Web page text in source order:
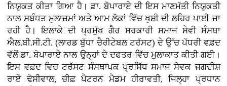
ਨਿਯੁਕਤ ਕੀਤਾ ਗਿਆ ਹੈ। ਡਾ. ਬੋਪਾਰਾਏ ਦੀ ਇਸ ਮਾਣਮੱਤੀ ਨਿਯੁਕਤੀ
ਨਾਲ ਸਬੰਧਤ ਮੁਲਾਜ਼ਮਾਂ ਅਤੇ ਆਮ ਲੋਕਾਂ ਵਿੱਚ ਖੁਸ਼ੀ ਦੀ ਲਹਿਰ ਪਾਈ ਜਾ
ਰਹੀ ਹੈ। ਇਲਾਕੇ ਦੀ ਪ੍ਰਮੁੱਖ ਗੈਰ ਸਰਕਾਰੀ ਸਮਾਜ ਸੇਵੀ ਸੰਸਥਾ
ਐਲ.ਬੀ.ਸੀ.ਟੀ. (ਲਾਰਡ ਬੁੱਧਾ ਚੈਰੀਟੇਬਲ ਟਰੱਸਟ) ਦੇ ਉੱਚ ਪੱਧਰੀ ਵਫ਼ਦ
ਵੱਲੋਂ ਡਾ. ਬੋਪਾਰਾਏ ਨਾਲ ਉਨ੍ਹਾਂ ਦੇ ਦਫਤਰ ਵਿੱਚ ਮੁਲਾਕਾਤ ਕੀਤੀ ਗਈ।
ਇਸ ਵਫ਼ਦ ਵਿਚ ਟਰੱਸਟ ਸੰਸਥਾਪਕ ਪ੍ਰਸਿੱਧ ਸਮਾਜ ਸੇਵਕ ਜਗਦੀਸ਼
ਰਾਏ ਢੋਸੀਵਾਲ, ਚੀਫ਼ ਪੈਟਰਨ ਮੈਡਮ ਹੀਰਾਵਤੀ, ਜਿਲ੍ਹਾ ਪ੍ਰਧਾਨ